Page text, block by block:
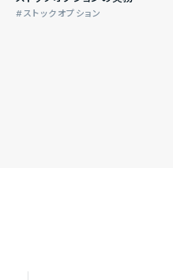
ストックオプション